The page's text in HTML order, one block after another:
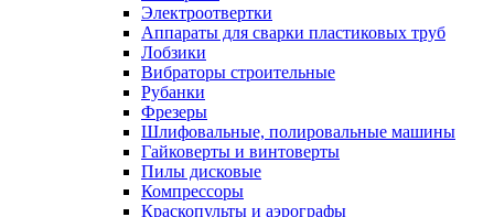
Электроотвертки
Аппараты для сварки пластиковых труб
Лобзики
Вибраторы строительные
Рубанки
Фрезеры
Шлифовальные, полировальные машины
Гайковерты и винтоверты
Пилы дисковые
Компрессоры
Краскопульты и аэрографы